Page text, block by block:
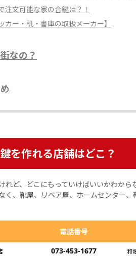
注文可能な家の合鍵は？！
カー・机・書庫の取扱メーカー】
なの？
を作れる店舗はどこ？
れど、どこにもっていけばいいかわから
く、靴屋、リペア屋、ホームセンター、
電話番号
073-453-1677 和